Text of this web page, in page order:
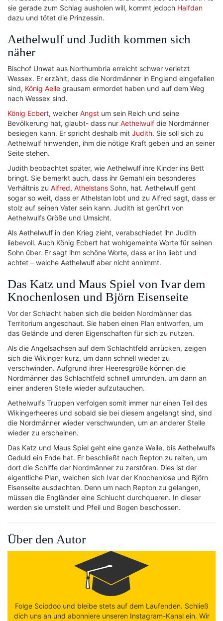
sie gerade zum Schlag ausholen will, kommt jedoch Halfdan
dazu und tötet die Prinzessin.
Aethelwulf und Judith kommen sich
näher
Bischof Unwat aus Northumbria erreicht schwer verletzt
Wessex. Er erzählt, dass die Nordmänner in England eingefallen
sind, König Aelle grausam ermordet haben und auf dem Weg
nach Wessex sind.
König Ecbert, welcher Angst um sein Reich und seine
Bevölkerung hat, glaubt- dass nur Aethelwulf die Nordmänner
besiegen kann. Er spricht deshalb mit Judith. Sie soll sich zu
Aethelwulf hinwenden, ihm die nötige Kraft geben und an seiner
Seite stehen.
Judith beobachtet später, wie Aethelwulf ihre Kinder ins Bett
bringt. Sie bemerkt auch, dass ihr Gemahl ein besonderes
Verhältnis zu Alfred, Athelstans Sohn, hat. Aethelwulf geht
sogar so weit, dass er Athelstan lobt und zu Alfred sagt, dass er
stolz auf seinen Vater sein kann. Judith ist gerührt von
Aethelwulfs Größe und Umsicht.
Als Aethelwulf in den Krieg zieht, verabschiedet ihn Judith
liebevoll. Auch König Ecbert hat wohlgemeinte Worte für seinen
Sohn über. Er sagt ihm schöne Worte, dass er ihn liebt und
achtet – welche Aethelwulf aber nicht annimmt.
Das Katz und Maus Spiel von Ivar dem
Knochenlosen und Björn Eisenseite
Vor der Schlacht haben sich die beiden Nordmänner das
Territorium angeschaut. Sie haben einen Plan entworfen, um
das Gelände und deren Eigenschaften für sich zu nutzen.
Als die Angelsachsen auf dem Schlachtfeld anrücken, zeigen
sich die Wikinger kurz, um dann schnell wieder zu
verschwinden. Aufgrund ihrer Heeresgröße können die
Nordmänner das Schlachtfeld schnell umrunden, um dann an
einer anderen Stelle wieder aufzutauchen.
Aethelwulfs Truppen verfolgen somit immer nur einen Teil des
Wikingerheeres und sobald sie bei diesem angelangt sind, sind
die Nordmänner wieder verschwunden, um an anderer Stelle
wieder zu erscheinen.
Das Katz und Maus Spiel geht eine ganze Weile, bis Aethelwulfs
Geduld ein Ende hat. Er beschließt nach Repton zu reiten, um
dort die Schiffe der Nordmänner zu zerstören. Dies ist der
eigentliche Plan, welchen sich Ivar der Knochenlose und Björn
Eisenseite ausdachten. Denn um nach Repton zu gelangen,
müssen die Engländer eine Schlucht durchqueren. In dieser
werden sie umstellt und Pfeil und Bogen beschossen.
Über den Autor
Folge Sciodoo und bleibe stets auf dem Laufenden. Schließ
dich uns an und abonniere unseren Instagram-Kanal ein. Wir